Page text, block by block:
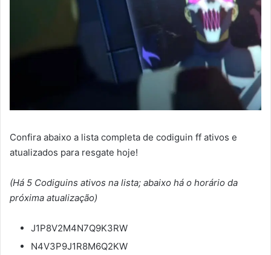
Confira abaixo a lista completa de codiguin ff ativos e
atualizados para resgate hoje!
(Há 5 Codiguins ativos na lista; abaixo há o horário da
próxima atualização)
J1P8V2M4N7Q9K3RW
N4V3P9J1R8M6Q2KW